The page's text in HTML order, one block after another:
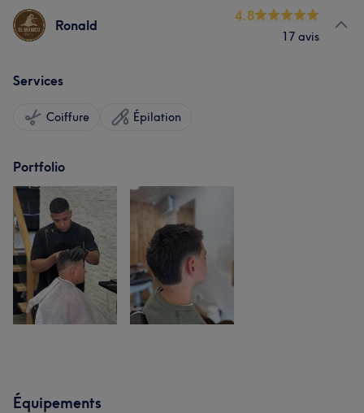
Ronald
4.8
17 avis
Services
Coiffure Épilation
Portfolio
Équipements